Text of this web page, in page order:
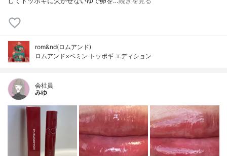
rom&nd(ロムアンド)
ロムアンド×ベミン トッポギ エディション
会社員
みゆ